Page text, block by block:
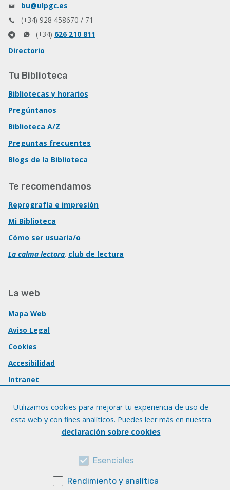
bu@ulpgc.es
(+34) 928 458670 / 71
(+34) 626 210 811
Directorio
Tu Biblioteca
Bibliotecas y horarios
Pregúntanos
Biblioteca A/Z
Preguntas frecuentes
Blogs de la Biblioteca
Te recomendamos
Reprografía e impresión
Mi Biblioteca
Cómo ser usuaria/o
La calma lectora, club de lectura
La web
Mapa Web
Aviso Legal
Cookies
Accesibilidad
Intranet
Utilizamos cookies para mejorar tu experiencia de uso de
esta web y con fines analíticos. Puedes leer más en nuestra
declaración sobre cookies
Esenciales
Rendimiento y analítica